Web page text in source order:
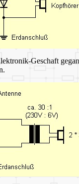
Geschaft